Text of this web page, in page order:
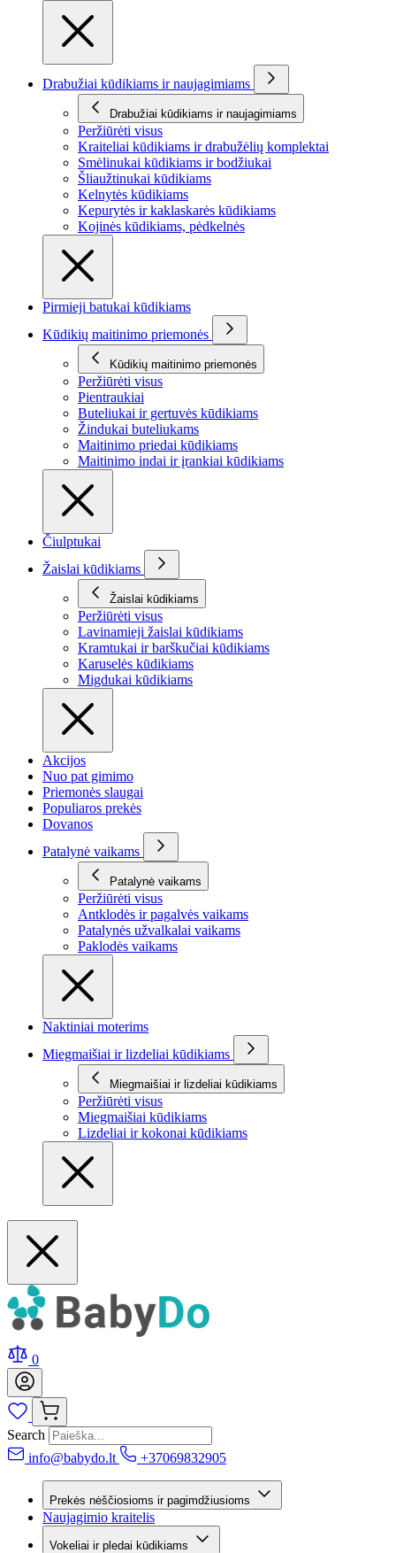
Drabužiai kūdikiams ir naujagimiams
Drabužiai kūdikiams ir naujagimiams
Peržiūrėti visus
Kraiteliai kūdikiams ir drabužėlių komplektai
Smėlinukai kūdikiams ir bodžiukai
Šliaužtinukai kūdikiams
Kelnytės kūdikiams
Kepurytės ir kaklaskarės kūdikiams
Kojinės kūdikiams, pėdkelnės
Pirmieji batukai kūdikiams
Kūdikių maitinimo priemonės
Kūdikių maitinimo priemonės
Peržiūrėti visus
Pientraukiai
Buteliukai ir gertuvės kūdikiams
Žindukai buteliukams
Maitinimo priedai kūdikiams
Maitinimo indai ir įrankiai kūdikiams
Čiulptukai
Žaislai kūdikiams
Žaislai kūdikiams
Peržiūrėti visus
Lavinamieji žaislai kūdikiams
Kramtukai ir barškučiai kūdikiams
Karuselės kūdikiams
Migdukai kūdikiams
Akcijos
Nuo pat gimimo
Priemonės slaugai
Populiaros prekės
Dovanos
Patalynė vaikams
Patalynė vaikams
Peržiūrėti visus
Antklodės ir pagalvės vaikams
Patalynės užvalkalai vaikams
Paklodės vaikams
Naktiniai moterims
Miegmaišiai ir lizdeliai kūdikiams
Miegmaišiai ir lizdeliai kūdikiams
Peržiūrėti visus
Miegmaišiai kūdikiams
Lizdeliai ir kokonai kūdikiams
0
Search
info@babydo.lt
+37069832905
Prekės nėščiosioms ir pagimdžiusioms
Naujagimio kraitelis
Vokeliai ir pledai kūdikiams